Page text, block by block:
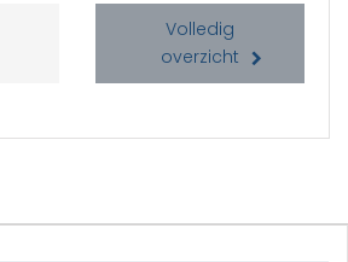
Volledig
overzicht